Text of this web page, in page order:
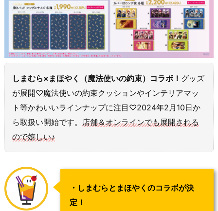
しまむら×まほやく（魔法使いの約束）コラボ！ グッズ
が展開♡魔法使いの約束クッションやインテリアマッ
ト等かわいいラインナップに注目♡2024年2月10日か
ら取扱い開始です。 店舗＆オンラインでも展開される
ので嬉しい♪
・しまむらとまほやくのコラボが決
定！